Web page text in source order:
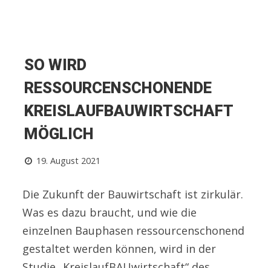
SO WIRD
RESSOURCENSCHONENDE
KREISLAUFBAUWIRTSCHAFT
MÖGLICH
19. August 2021
Die Zukunft der Bauwirtschaft ist zirkulär.
Was es dazu braucht, und wie die
einzelnen Bauphasen ressourcenschonend
gestaltet werden können, wird in der